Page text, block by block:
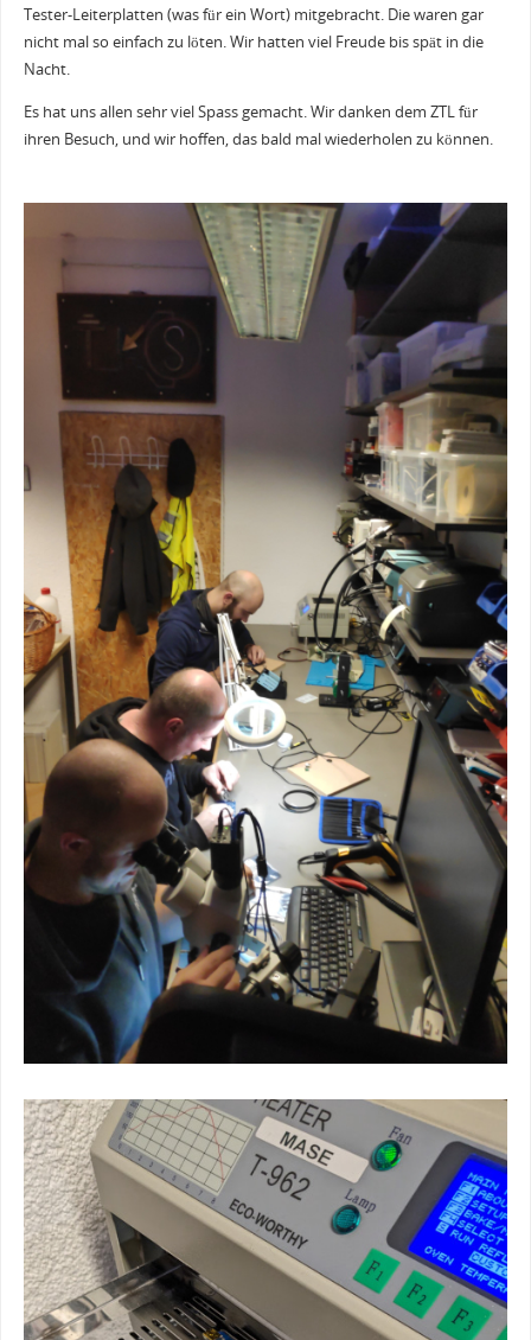
Tester-Leiterplatten (was für ein Wort) mitgebracht. Die waren gar
nicht mal so einfach zu löten. Wir hatten viel Freude bis spät in die
Nacht.
Es hat uns allen sehr viel Spass gemacht. Wir danken dem ZTL für
ihren Besuch, und wir hoffen, das bald mal wiederholen zu können.